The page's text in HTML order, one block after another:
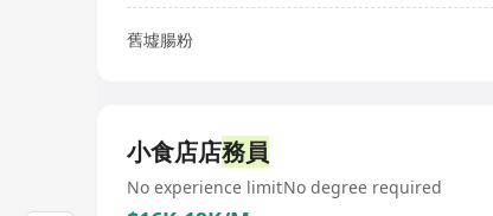
舊墟腸粉
小食店店務員
No experience limitNo degree required